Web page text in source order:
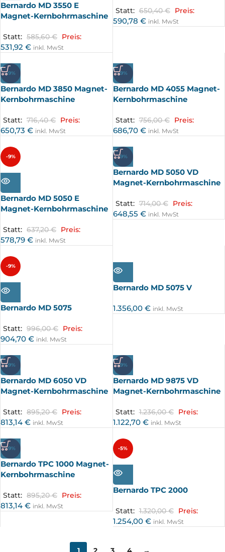
Bernardo MD 3550 E
Magnet-Kernbohrmaschine
Statt: 585,60€ Preis:
531,92 € inkl. MwSt
Statt: 650,40€ Preis:
590,78 € inkl. MwSt
-9%
Bernardo MD 3850 Magnet-
Kernbohrmaschine
Statt: 716,40€ Preis:
650,73 € inkl. MwSt
-9%
Bernardo MD 4055 Magnet-
Kernbohrmaschine
Statt: 756,00€ Preis:
686,70 € inkl. MwSt
-9%
AUSV
ERKA
Bernardo MD 5050 E
Magnet-Kernbohrmaschine
Statt: 637,20€ Preis:
578,79 € inkl. MwSt
-9%
Bernardo MD 5050 VD
Magnet-Kernbohrmaschine
Statt: 714,00€ Preis:
648,55 € inkl. MwSt
-9%
AUSV
ERKA
Bernardo MD 5075
Statt: 996,00€ Preis:
904,70 € inkl. MwSt
AUSV
ERKA
UFT
Bernardo MD 5075 V
1.356,00 € inkl. MwSt
-9%
Bernardo MD 6050 VD
Magnet-Kernbohrmaschine
Statt: 895,20€ Preis:
813,14 € inkl. MwSt
-9%
Bernardo MD 9875 VD
Magnet-Kernbohrmaschine
Statt: 1.236,00€ Preis:
1.122,70 € inkl. MwSt
-9%
Bernardo TPC 1000 Magnet-
Kernbohrmaschine
Statt: 895,20€ Preis:
813,14 € inkl. MwSt
-5%
AUSV
ERKA
UFT
Bernardo TPC 2000
Statt: 1.320,00€ Preis:
1.254,00 € inkl. MwSt